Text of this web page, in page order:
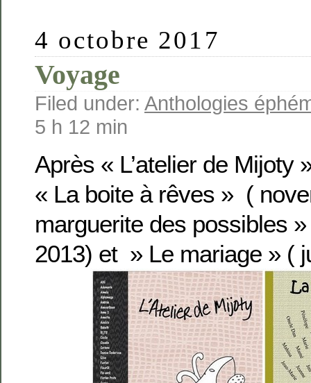
4 octobre 2017
Voyage
Filed under: Anthologies
5 h 12 min
Après « L’atelier de
« La boite à rêves » (
marguerite des possibles
2013) et » Le mariage » (